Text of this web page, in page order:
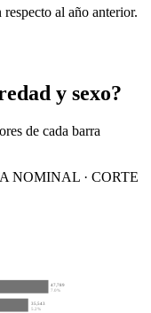
al año anterior.
edad y sexo?
de cada barra
NOMINAL · CORTE
47,789
7.0%
35,543
5.2%